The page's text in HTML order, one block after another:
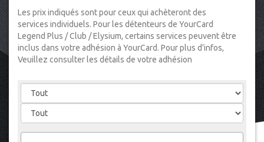
Les prix indiqués sont pour ceux qui achèteront des
services individuels. Pour les détenteurs de YourCard
Legend Plus / Club / Elysium, certains services peuvent être
inclus dans votre adhésion à YourCard. Pour plus d’infos,
Veuillez consulter les détails de votre adhésion